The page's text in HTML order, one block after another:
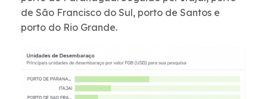
de São Francisco do Sul, porto de Santos e
porto do Rio Grande.